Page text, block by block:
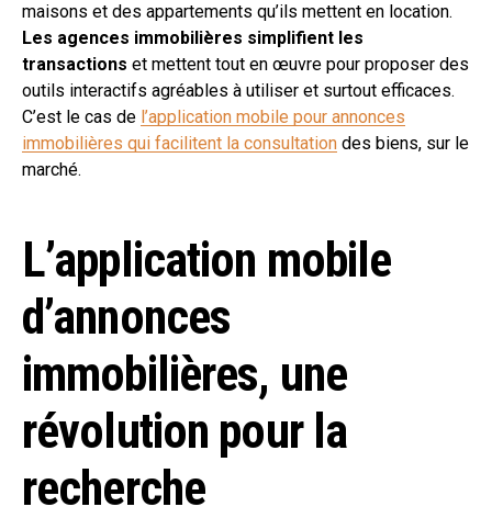
maisons et des appartements qu’ils mettent en location.
Les agences immobilières simplifient les
transactions et mettent tout en œuvre pour proposer des
outils interactifs agréables à utiliser et surtout efficaces.
C’est le cas de l’application mobile pour annonces
immobilières qui facilitent la consultation des biens, sur le
marché.
L’application mobile
d’annonces
immobilières, une
révolution pour la
recherche